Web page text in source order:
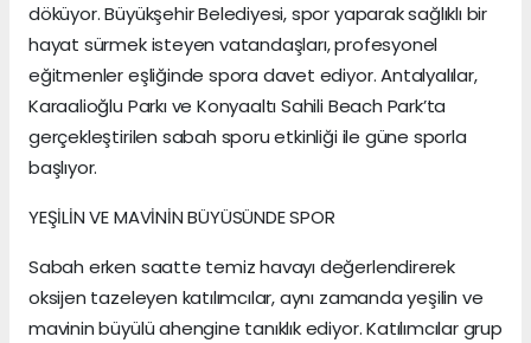
döküyor. Büyükşehir Belediyesi, spor yaparak sağlıklı bir
hayat sürmek isteyen vatandaşları, profesyonel
eğitmenler eşliğinde spora davet ediyor. Antalyalılar,
Karaalioğlu Parkı ve Konyaaltı Sahili Beach Park’ta
gerçekleştirilen sabah sporu etkinliği ile güne sporla
başlıyor.
YEŞİLİN VE MAVİNİN BÜYÜSÜNDE SPOR
Sabah erken saatte temiz havayı değerlendirerek
oksijen tazeleyen katılımcılar, aynı zamanda yeşilin ve
mavinin büyülü ahengine tanıklık ediyor. Katılımcılar grup